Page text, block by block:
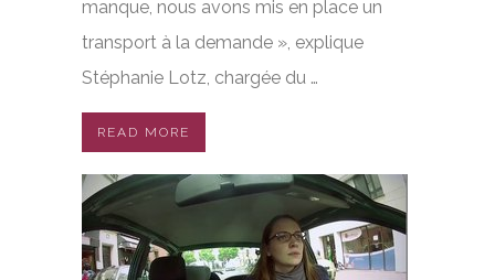
manque, nous avons mis en place un
transport à la demande », explique
Stéphanie Lotz, chargée du …
READ MORE